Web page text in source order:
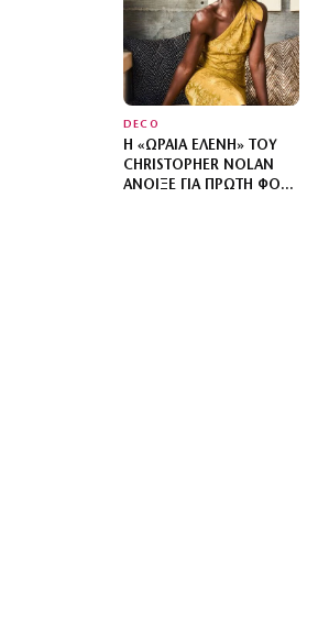
DECO
Η «ΩΡΑΊΑ ΕΛΈΝΗ» ΤΟΥ
CHRISTOPHER NOLAN
ΆΝΟΙΞΕ ΓΙΑ ΠΡΏΤΗ ΦΟΡΆ